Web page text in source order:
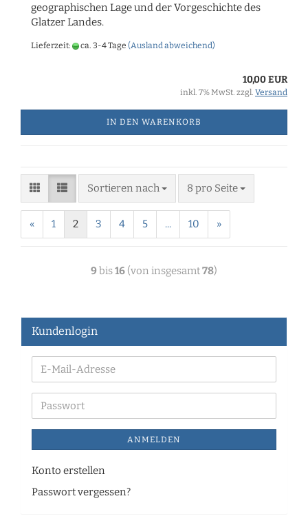
geographischen Lage und der Vorgeschichte des
Glatzer Landes.
Lieferzeit: ca. 3-4 Tage (Ausland abweichend)
10,00 EUR
inkl. 7% MwSt. zzgl. Versand
IN DEN WARENKORB
Sortieren nach 8 pro Seite
« 1 2 3 4 5 ... 10 »
9bis16 (von insgesamt78)
Kundenlogin
ANMELDEN
Konto erstellen
Passwort vergessen?